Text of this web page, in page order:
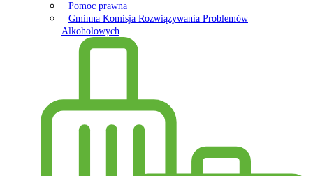
Pomoc prawna
Gminna Komisja Rozwiązywania Problemów
Alkoholowych